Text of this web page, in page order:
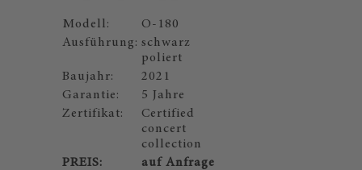
Modell:
O-180
Ausführung: schwarz
poliert
Baujahr:
2021
Garantie:
5 Jahre
Zertifikat:
Certified
concert
collection
PREIS:
auf Anfrage